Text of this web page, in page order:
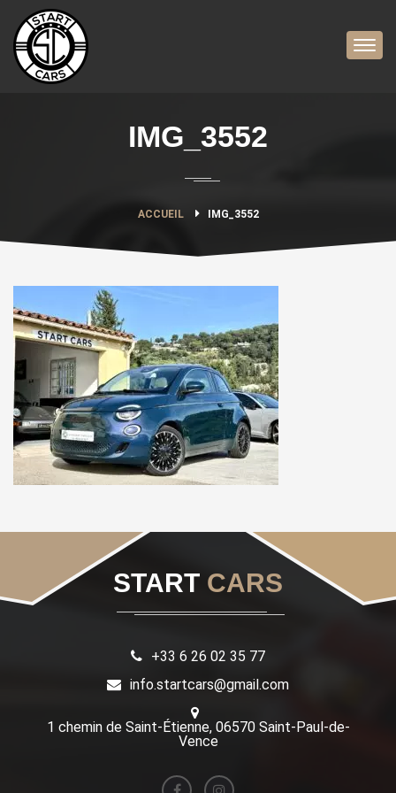
IMG_3552
ACCUEIL IMG_3552
START CARS
+33 6 26 02 35 77
info.startcars@gmail.com
1 chemin de Saint-Étienne, 06570 Saint-Paul-de-
Vence